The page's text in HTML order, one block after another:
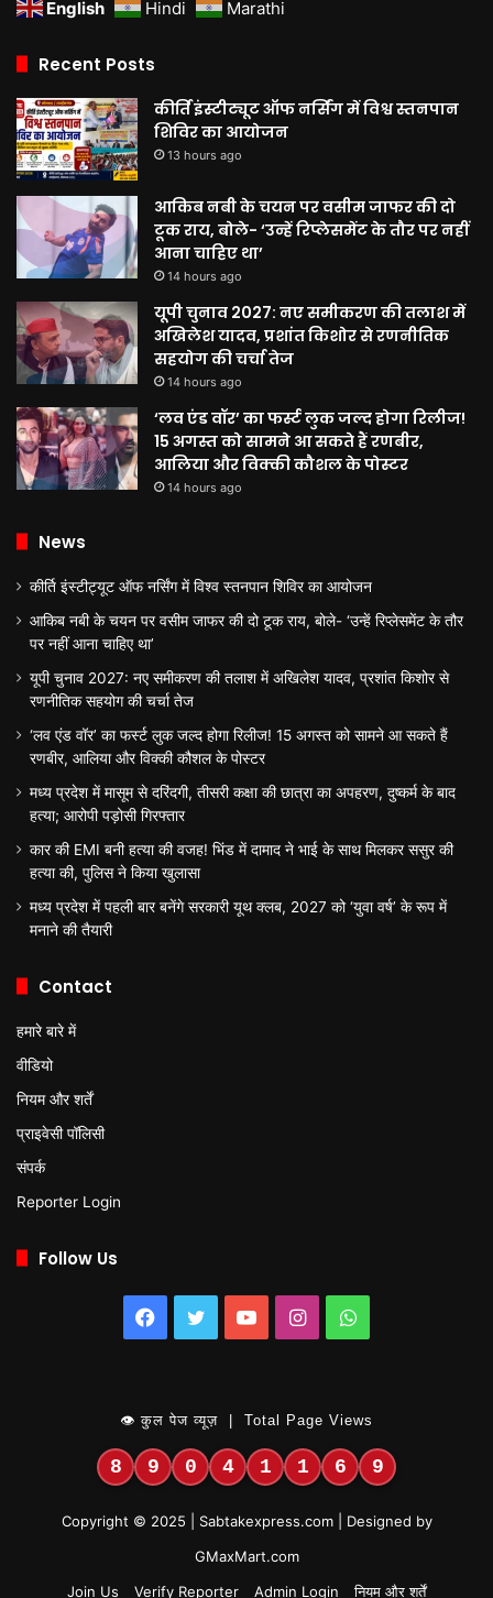
English Hindi Marathi
Recent Posts
कीर्ति इंस्टीट्यूट ऑफ नर्सिंग में विश्व स्तनपान
शिविर का आयोजन
13 hours ago
आकिब नबी के चयन पर वसीम जाफर की दो
टूक राय, बोले- ‘उन्हें रिप्लेसमेंट के तौर पर नहीं
आना चाहिए था’
14 hours ago
यूपी चुनाव 2027: नए समीकरण की तलाश में
अखिलेश यादव, प्रशांत किशोर से रणनीतिक
सहयोग की चर्चा तेज
14 hours ago
‘लव एंड वॉर’ का फर्स्ट लुक जल्द होगा रिलीज!
15 अगस्त को सामने आ सकते हैं रणबीर,
आलिया और विक्की कौशल के पोस्टर
14 hours ago
News
कीर्ति इंस्टीट्यूट ऑफ नर्सिंग में विश्व स्तनपान शिविर का आयोजन
आकिब नबी के चयन पर वसीम जाफर की दो टूक राय, बोले- ‘उन्हें रिप्लेसमेंट के तौर
पर नहीं आना चाहिए था’
यूपी चुनाव 2027: नए समीकरण की तलाश में अखिलेश यादव, प्रशांत किशोर से
रणनीतिक सहयोग की चर्चा तेज
‘लव एंड वॉर’ का फर्स्ट लुक जल्द होगा रिलीज! 15 अगस्त को सामने आ सकते हैं
रणबीर, आलिया और विक्की कौशल के पोस्टर
मध्य प्रदेश में मासूम से दरिंदगी, तीसरी कक्षा की छात्रा का अपहरण, दुष्कर्म के बाद
हत्या; आरोपी पड़ोसी गिरफ्तार
कार की EMI बनी हत्या की वजह! भिंड में दामाद ने भाई के साथ मिलकर ससुर की
हत्या की, पुलिस ने किया खुलासा
मध्य प्रदेश में पहली बार बनेंगे सरकारी यूथ क्लब, 2027 को ‘युवा वर्ष’ के रूप में
मनाने की तैयारी
Contact
हमारे बारे में
वीडियो
नियम और शर्तें
प्राइवेसी पॉलिसी
संपर्क
Reporter Login
Follow Us
Facebook
TwitterYouTubeInstagramWhatsApp
👁 कुल पेज व्यूज़ | Total Page Views
8 9 0 4 1 1 6 9
Copyright © 2025 | Sabtakexpress.com | Designed by
GMaxMart.com
Join Us
Verify Reporter Admin Login नियम और शर्तें